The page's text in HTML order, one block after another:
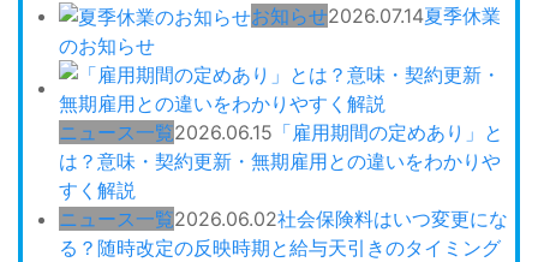
お知らせ2026.07.14夏季休業
のお知らせ
ニュース一覧2026.06.15 「雇用期間の定めあり」と
は？意味・契約更新・無期雇用との違いをわかりや
すく解説
ニュース一覧2026.06.02社会保険料はいつ変更にな
る？随時改定の反映時期と給与天引きのタイミング